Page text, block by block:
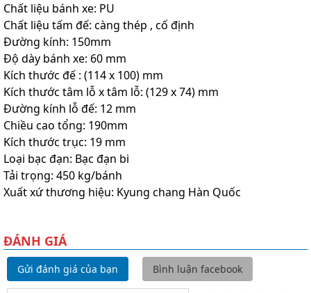
Chất liệu bánh xe: PU
Chất liệu tấm đế: càng thép , cố định
Đường kính: 150mm
Độ dày bánh xe: 60 mm
Kích thước đế : (114 x 100) mm
Kích thước tâm lỗ x tâm lỗ: (129 x 74) mm
Đường kính lỗ đế: 12 mm
Chiều cao tổng: 190mm
Kích thước trục: 19 mm
Loại bạc đạn: Bạc đạn bi
Tải trọng: 450 kg/bánh
Xuất xứ thương hiệu: Kyung chang Hàn Quốc
ĐÁNH GIÁ
Gửi đánh giá của bạn Bình luận facebook